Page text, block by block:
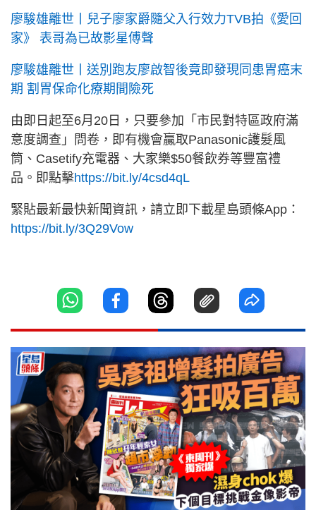
廖駿雄離世丨兒子廖家爵隨父入行效力TVB拍《愛回
家》 表哥為已故影星傅聲
廖駿雄離世丨送別跑友廖啟智後竟即發現同患胃癌末
期 割胃保命化療期間險死
由即日起至6月20日，只要參加「市民對特區政府滿
意度調查」問卷，即有機會贏取Panasonic護髮風
筒、Casetify充電器、大家樂$50餐飲券等豐富禮
品。即點擊https://bit.ly/4csd4qL
緊貼最新最快新聞資訊，請立即下載星島頭條App：
https://bit.ly/3Q29Vow